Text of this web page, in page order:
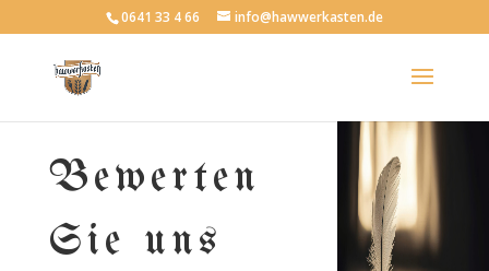
0641 33 4 66 info@hawwerkasten.de
Bewerten
Sie uns